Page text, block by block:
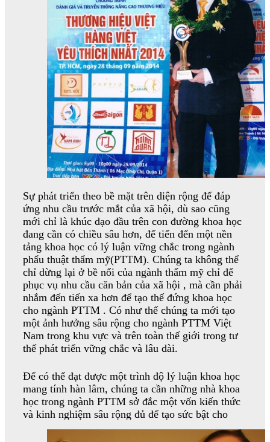
– 30 lần được độc giả các báo, các cơ quan truyền
thông và các tổ chức chức năng bầu chọn nhận
giải thuởng thương hiệu Việt trong nhóm sản
phẩm hàng hoá dịch vụ Việt Nam uy tín và chất
lượng (2004 – 2008).
– Cúp vàng thương hiệu mạnh và uy tín nhất do
uỷ ban khen thưởng trung ương trao tặng tháng
11/2007.
– Giải thưởng Thương Hiệu Vàng, Top 100
Thương Hiệu Việt, Thương Hiệu Việt hội nhập
WTO do các ban ngành Trung ương, các cơ quan
truyền thông, báo chí, độc giả các báo bình chọn.
Lựa chọn Bệnh viện Thẩm mỹ Sài Gòn
A/ GS.TS.BS Nguyễn Xuân Cương
Cây đại thụ của ngành thẩm mỹ Việt Nam, trưởng
khoa phẫu thuật thẩm mỹcủaBệnh viện Thẩm
mỹ Sài GònGS.TS.BS Nguyễn Xuân Cương
với trên 48 năm kinh nghiệm trong ngành ,là bác
sĩ phẫu thuật thẩm mỹ và tạo hình đầu tiên
của Việt Nam từ năm 1975là người đầu tiên
duy nhấtở Việt Nam đáp ứng được yêu cầu phải
có văn bằng tiến sĩ y khoa của Mỹ và đã thực hiện
Người dự thi văn bằng American Board cần trải
qua 2 bài thi viết và vấn đáp. Bài thi trắc nghiệm
trong 4 tiếng hỏi về tất cả nội dung trong ngành
phẫu thuật thẩm mỹ. Bài thi vấn đáp do hai giám
khảo chủ trì kéo dài trong hai tiếng, các câu hỏi
Sự phát triển theo bề mặt trên diện rộng để đáp
ứng nhu cầu trước mắt của xã hội, dù sao cũng
mới chỉ là khúc dạo đầu trên con đường khoa học
đang cần có chiều sâu hơn, để tiến đến một nền
tảng khoa học có lý luận vững chắc trong ngành
phẩu thuật thẩm mỹ(PTTM). Chúng ta không thể
chỉ dừng lại ở bề nổi của ngành thẩm mỹ chỉ để
phục vụ nhu cầu căn bản của xã hội , mà cần phải
nhắm đến tiến xa hơn để tạo thế đứng khoa học
cho ngành PTTM . Có như thế chúng ta mới tạo
một ảnh hưởng sâu rộng cho ngành PTTM Việt
Nam trong khu vực và trên toàn thế giới trong tư
thế phát triển vững chắc và lâu dài.
Để có thể đạt được một trình độ lý luận khoa học
mang tính hàn lâm, chúng ta cần những nhà khoa
học trong ngành PTTM sở đắc một vốn kiến thức
và kinh nghiệm sâu rộng đủ để tạo sức bật cho
ngành PTTM Việt Nam đủ sức để cạnh tranh với